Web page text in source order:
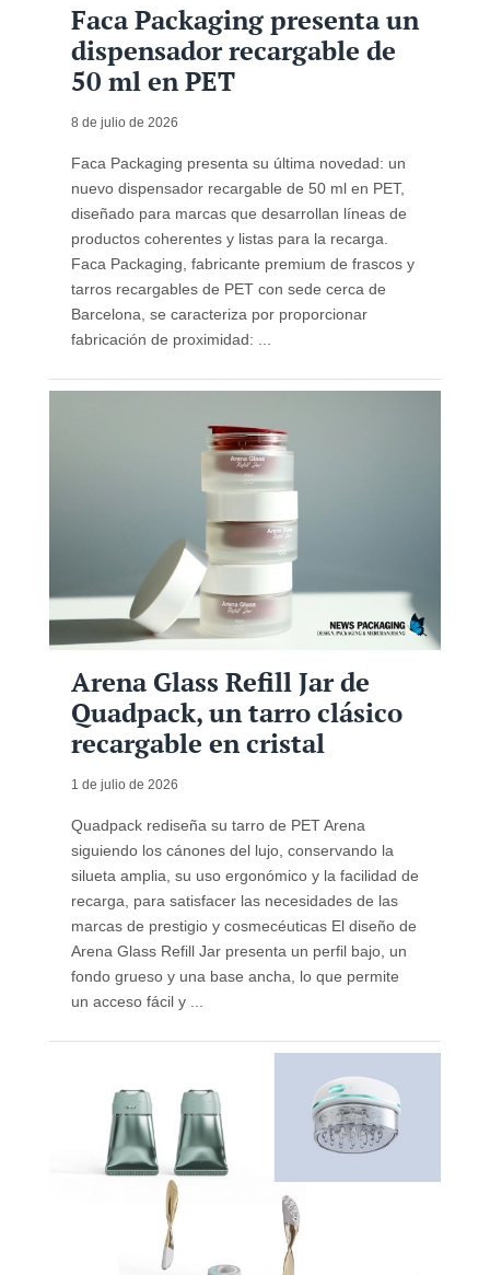
Faca Packaging presenta un
dispensador recargable de
50 ml en PET
8 de julio de 2026
Faca Packaging presenta su última novedad: un
nuevo dispensador recargable de 50 ml en PET,
diseñado para marcas que desarrollan líneas de
productos coherentes y listas para la recarga.
Faca Packaging, fabricante premium de frascos y
tarros recargables de PET con sede cerca de
Barcelona, ​​se caracteriza por proporcionar
fabricación de proximidad: ...
Arena Glass Refill Jar de
Quadpack, un tarro clásico
recargable en cristal
1 de julio de 2026
Quadpack rediseña su tarro de PET Arena
siguiendo los cánones del lujo, conservando la
silueta amplia, su uso ergonómico y la facilidad de
recarga, para satisfacer las necesidades de las
marcas de prestigio y cosmecéuticas El diseño de
Arena Glass Refill Jar presenta un perfil bajo, un
fondo grueso y una base ancha, lo que permite
un acceso fácil y ...